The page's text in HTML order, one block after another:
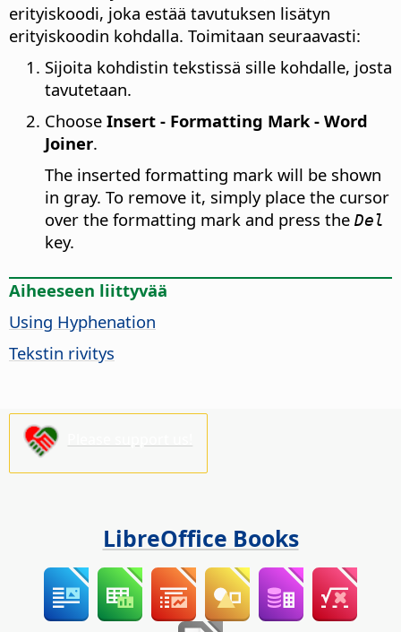
erityiskoodi, joka estää tavutuksen lisätyn
erityiskoodin kohdalla. Toimitaan seuraavasti:
Sijoita kohdistin tekstissä sille kohdalle, josta
tavutetaan.
Choose Insert - Formatting Mark - Word
Joiner.
The inserted formatting mark will be shown
in gray. To remove it, simply place the cursor
over the formatting mark and press the Del
key.
Aiheeseen liittyvää
Using Hyphenation
Tekstin rivitys
LibreOffice Books